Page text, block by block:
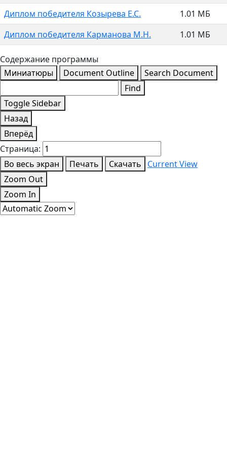
Диплом победителя Козырева Е.С.
1.01 МБ
Диплом победителя Карманова М.Н.
1.01 МБ
Содержание программы
Миниатюры
Document Outline
Search Document
Find
Toggle Sidebar
Назад
Вперёд
Страница:
Во весь экран
Печать Скачать
Current View
Zoom Out
Zoom In